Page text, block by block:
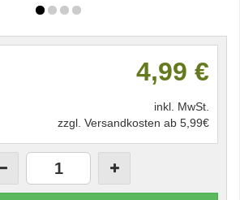
4,99 €
inkl. MwSt.
zzgl. Versandkosten ab 5,99€